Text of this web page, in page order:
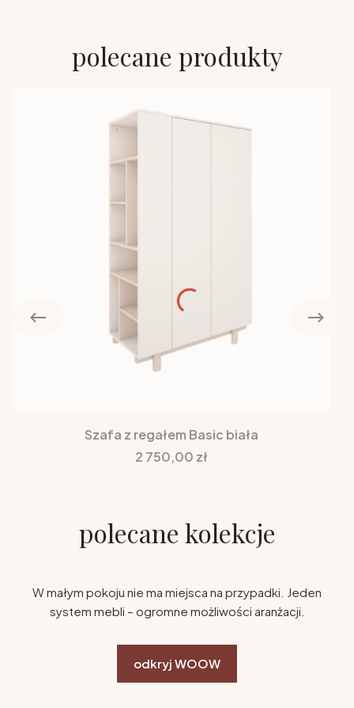
polecane produkty
Szafa z regałem Basic biała
Cena
2 750,00 zł
polecane kolekcje
W małym pokoju nie ma miejsca na przypadki. Jeden
system mebli – ogromne możliwości aranżacji.
odkryj WOOW